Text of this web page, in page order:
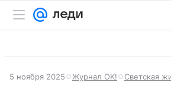
5 ноября 2025 Журнал OK! Светская